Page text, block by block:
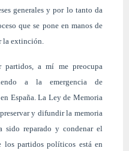
generales y por lo tanto da
que se pone en manos de
la extinción.
a mí me preocupa
a la emergencia de
España. La Ley de Memoria
y difundir la memoria
sido reparado y condenar el
los partidos políticos está en